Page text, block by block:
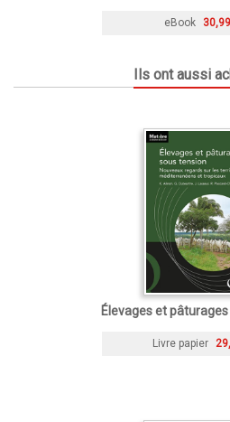
eBook
Ils ont aussi
Élevages et
Livre papier